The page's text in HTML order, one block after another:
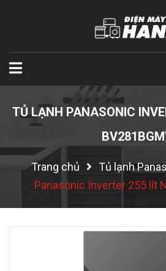
TỦ LẠNH PANASONIC
Trang chủ Tủ lạnh
Panasonic Inverter 255 lít